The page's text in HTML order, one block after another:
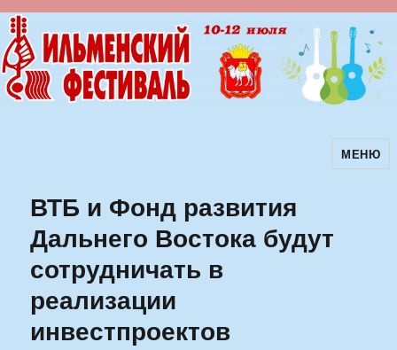
Ильменский фестиваль авторскойМЕНЮ
ВТБ и Фонд развития
Дальнего Востока будут
сотрудничать в
реализации
инвестпроектов